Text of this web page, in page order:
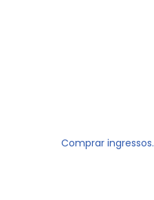
Comprar ingressos.